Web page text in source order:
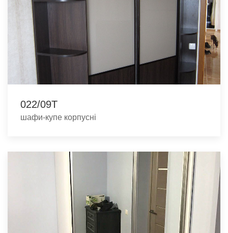
022/09Т
шафи-купе корпусні